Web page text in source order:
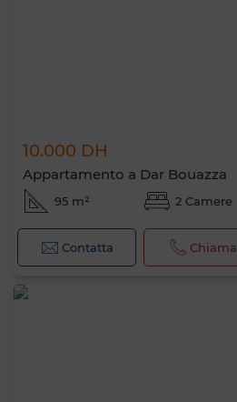
10.000 DH
Appartamento a Dar Bouazza
95 m² 2 Camere
Contatta Chiama